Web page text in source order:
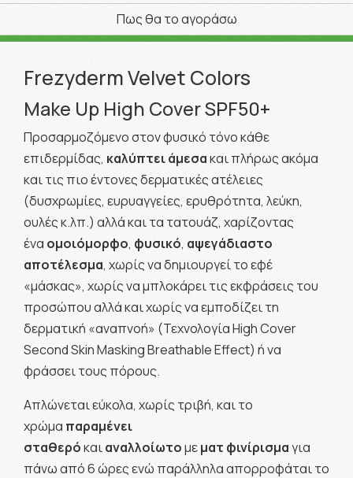
Πως θα το αγοράσω
Frezyderm Velvet Colors
Make Up High Cover SPF50+
Προσαρμοζόμενο στον φυσικό τόνο κάθε
επιδερμίδας, καλύπτει άμεσακαι πλήρως ακόμα
και τις πιο έντονες δερματικές ατέλειες
(δυσχρωμίες, ευρυαγγείες, ερυθρότητα, λεύκη,
ουλές κ.λπ.) αλλά και τα τατουάζ, χαρίζοντας
ένα ομοιόμορφο, φυσικό, αψεγάδιαστο
αποτέλεσμα, χωρίς να δημιουργεί το εφέ
«μάσκας», χωρίς να μπλοκάρει τις εκφράσεις του
προσώπου αλλά και χωρίς να εμποδίζει τη
δερματική «αναπνοή» (Τεχνολογία High Cover
Second Skin Masking Breathable Effect) ή να
φράσσει τους πόρους.
Απλώνεται εύκολα, χωρίς τριβή, και το
χρώμα παραμένει
σταθερόκαιαναλλοίωτομεματ φινίρισμαγια
πάνω από 6 ώρες ενώ παράλληλα απορροφάται το